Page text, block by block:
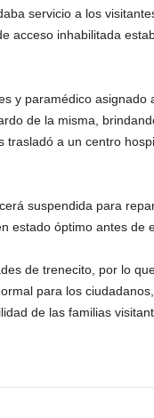
servicio a los
acceso inhabilitada
y paramédico
de la misma,
trasladó a un centro
suspendida para
estado óptimo antes de
de trenecito, por lo
para los
de las familias